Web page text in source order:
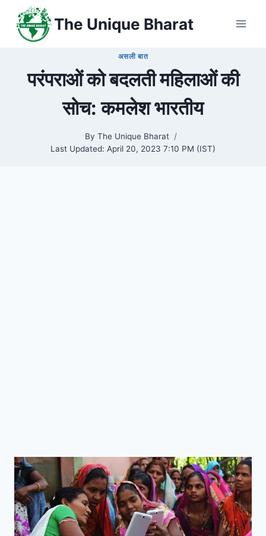
content
The Unique Bharat
असली बात
परंपराओं को बदलती महिलाओं की
सोच: कमलेश भारतीय
By The Unique Bharat
Last Updated: April 20, 2023 7:10 PM (IST)